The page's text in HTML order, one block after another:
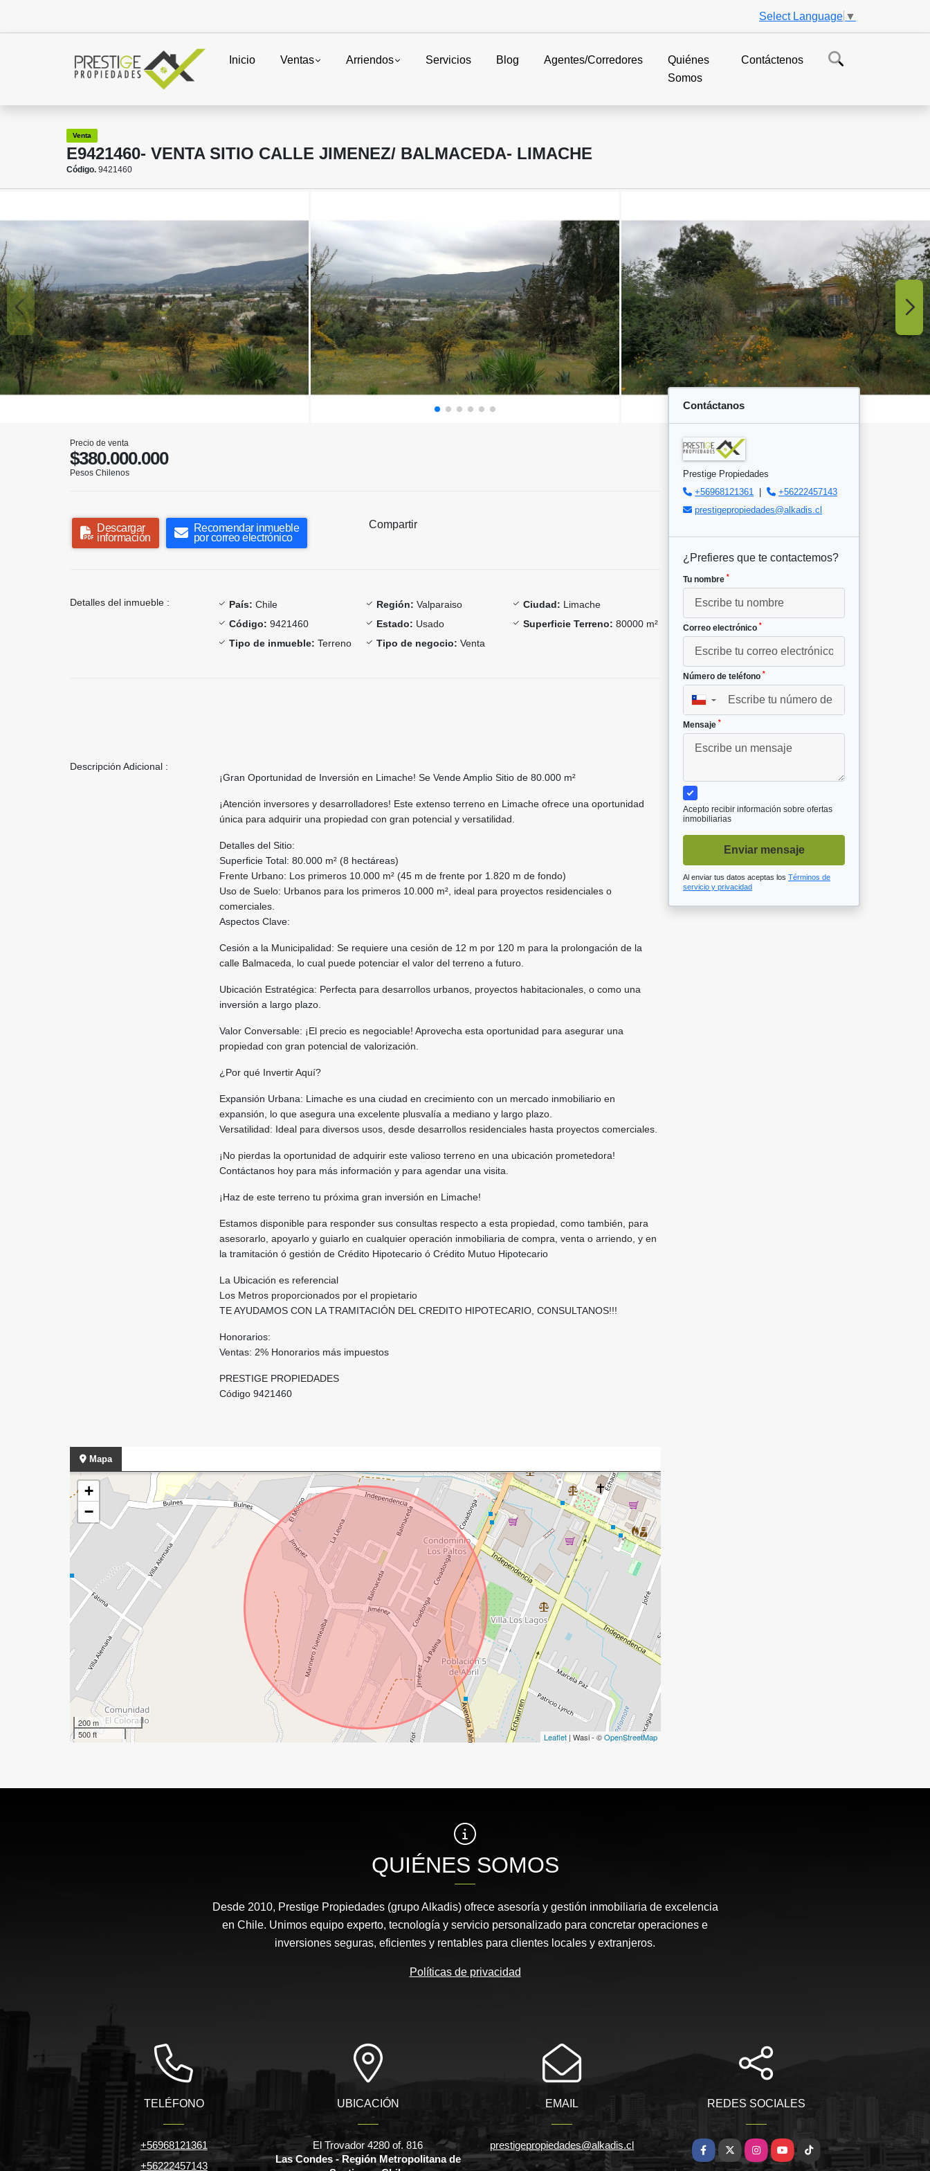
Select Language ▼
Inicio Ventas Arriendos Servicios Blog Agentes/Corredores
Quiénes
Somos
Contáctenos
Venta
E9421460- VENTA SITIO CALLE JIMENEZ/ BALMACEDA- LIMACHE
Código. 9421460
Precio de venta
$380.000.000
Pesos Chilenos
Descargar
información
Recomendar inmueble
por correo electrónico
Compartir
Detalles del inmueble : País: Chile Región: Valparaiso Ciudad: Limache
Código: 9421460 Estado: Usado Superficie Terreno: 80000 m²
Tipo de inmueble: Terreno Tipo de negocio: Venta
Descripción Adicional :
¡Gran Oportunidad de Inversión en Limache! Se Vende Amplio Sitio de 80.000 m²
¡Atención inversores y desarrolladores! Este extenso terreno en Limache ofrece una oportunidad
única para adquirir una propiedad con gran potencial y versatilidad.
Detalles del Sitio:
Superficie Total: 80.000 m² (8 hectáreas)
Frente Urbano: Los primeros 10.000 m² (45 m de frente por 1.820 m de fondo)
Uso de Suelo: Urbanos para los primeros 10.000 m², ideal para proyectos residenciales o
comerciales.
Aspectos Clave:
Cesión a la Municipalidad: Se requiere una cesión de 12 m por 120 m para la prolongación de la
calle Balmaceda, lo cual puede potenciar el valor del terreno a futuro.
Ubicación Estratégica: Perfecta para desarrollos urbanos, proyectos habitacionales, o como una
inversión a largo plazo.
Valor Conversable: ¡El precio es negociable! Aprovecha esta oportunidad para asegurar una
propiedad con gran potencial de valorización.
¿Por qué Invertir Aquí?
Expansión Urbana: Limache es una ciudad en crecimiento con un mercado inmobiliario en
expansión, lo que asegura una excelente plusvalía a mediano y largo plazo.
Versatilidad: Ideal para diversos usos, desde desarrollos residenciales hasta proyectos comerciales.
¡No pierdas la oportunidad de adquirir este valioso terreno en una ubicación prometedora!
Contáctanos hoy para más información y para agendar una visita.
¡Haz de este terreno tu próxima gran inversión en Limache!
Estamos disponible para responder sus consultas respecto a esta propiedad, como también, para
asesorarlo, apoyarlo y guiarlo en cualquier operación inmobiliaria de compra, venta o arriendo, y en
la tramitación ó gestión de Crédito Hipotecario ó Crédito Mutuo Hipotecario
La Ubicación es referencial
Los Metros proporcionados por el propietario
TE AYUDAMOS CON LA TRAMITACIÓN DEL CREDITO HIPOTECARIO, CONSULTANOS!!!
Honorarios:
Ventas: 2% Honorarios más impuestos
PRESTIGE PROPIEDADES
Código 9421460
Mapa
+
−
200 m
500 ft
Leaflet | Wasi - ©OpenStreetMap
Contáctanos
Prestige Propiedades
+56968121361
|
+56222457143
prestigepropiedades@alkadis.cl
¿Prefieres que te contactemos?
Tu nombre *
Correo electrónico *
Número de teléfono *
▼
Mensaje *
Acepto recibir información sobre ofertas
inmobiliarias
Enviar mensaje
Al enviar tus datos aceptas los Términos de
servicio y privacidad
QUIÉNES SOMOS
Desde 2010, Prestige Propiedades (grupo Alkadis) ofrece asesoría y gestión inmobiliaria de excelencia
en Chile. Unimos equipo experto, tecnología y servicio personalizado para concretar operaciones e
inversiones seguras, eficientes y rentables para clientes locales y extranjeros.
Políticas de privacidad
TELÉFONO
+56968121361
+56222457143
UBICACIÓN
El Trovador 4280 of. 816
Las Condes - Región Metropolitana de
EMAIL
prestigepropiedades@alkadis.cl
REDES SOCIALES
Facebook
X InstagramYouTubeTikTok